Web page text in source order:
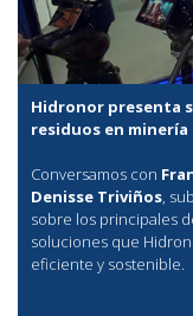
Hidronor presenta
residuos en minería
Conversamos con
Denisse Triviños,
sobre los principales
soluciones que
eficiente y sostenible.